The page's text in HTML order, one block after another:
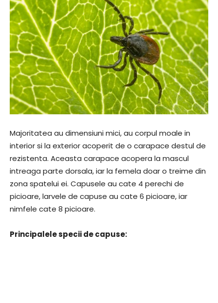
Majoritatea au dimensiuni mici, au corpul moale in
interior si la exterior acoperit de o carapace destul de
rezistenta. Aceasta carapace acopera la mascul
intreaga parte dorsala, iar la femela doar o treime din
zona spatelui ei. Capusele au cate 4 perechi de
picioare, larvele de capuse au cate 6 picioare, iar
nimfele cate 8 picioare.
Principalele specii de capuse: